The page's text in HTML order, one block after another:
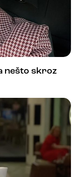
nešto skroz